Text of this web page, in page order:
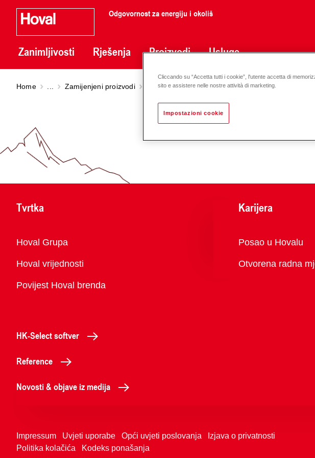
Odgovornost za energiju i okoliš
Zanimljivosti Rješenja Proizvodi Usluge
Home Zamijenjeni proizvodi Premium smart pump Stratos MAXO-R7 DN 65-100
Tvrtka
Pregled
Hoval Grupa
Hoval vrijednosti
Povijest Hoval brenda
Karijera
Pregled
Posao u Hovalu
Otvorena radna
HK-Select softver
Reference
Novosti & objave iz medija
Impressum Uvjeti uporabe Opći uvjeti poslovanja
Izjava o privatnosti
Politika kolačića
Kodeks ponašanja
Cliccando su “Accetta tutti i cookie”, l'utente accetta di
sito e assistere nelle nostre attività di marketing.
Impostazioni cookie